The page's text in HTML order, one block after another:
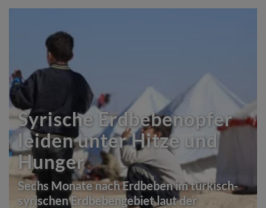
Syrische Erdbebenopfer
leiden unter Hitze und
Hunger
Sechs Monate nach Erdbeben im türkisch-
syrischen Erdbebengebiet laut der